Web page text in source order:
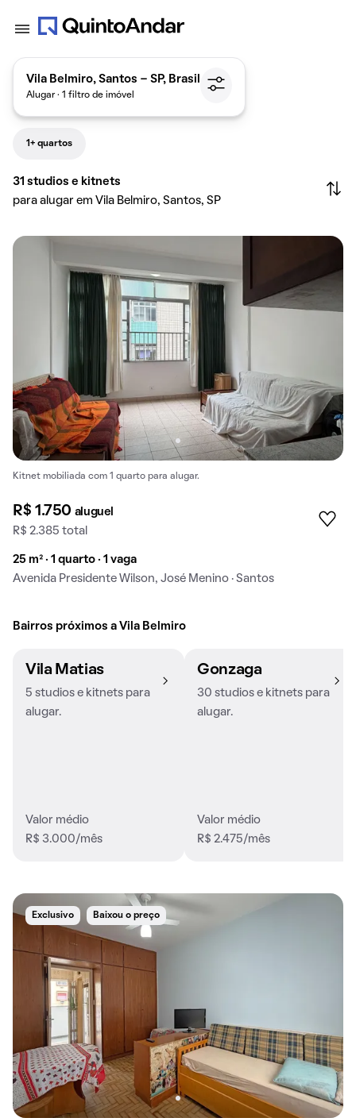
Vila Belmiro, Santos - SP, Brasil
Alugar · 1 filtro de imóvel
1+ quartos
31 studios e kitnets
para alugar em Vila Belmiro, Santos, SP
Kitnet mobiliada com 1 quarto para alugar.
R$ 1.750 aluguel
R$ 2.385 total
25 m² · 1 quarto · 1 vaga
Avenida Presidente Wilson, José Menino · Santos
Bairros próximos a Vila Belmiro
Vila Matias
5 studios e kitnets para
alugar.
Valor médio
R$ 3.000/mês
Gonzaga
30 studios e kitnets para
alugar.
Valor médio
R$ 2.475/mês
Exclusivo Baixou o preço